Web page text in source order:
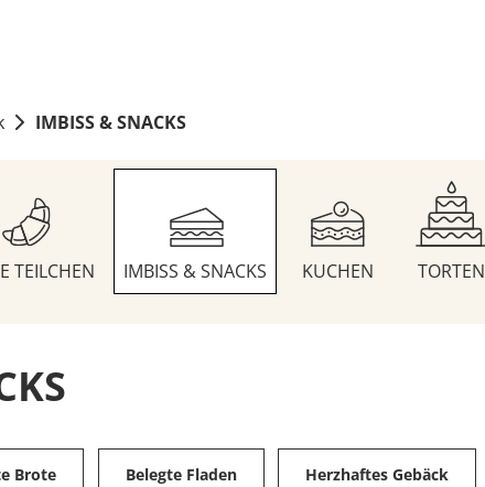
IMBISS & SNACKS
TEILCHEN IMBISS & SNACKS KUCHEN TORTEN
Brote Belegte Fladen Herzhaftes Gebäck